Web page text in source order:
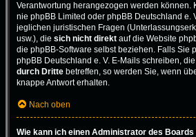
Verantwortung herangezogen werden können.
nie phpBB Limited oder phpBB Deutschland e.
jeglichen juristischen Fragen
usw.), die sich nicht direkt auf die Website
die phpBB-Software selbst beziehen. Falls Sie
phpBB Deutschland e. V. E-Mails schreiben,
durch Dritte betreffen, so werden Sie, wenn
knappe Antwort erhalten.
Nach oben
Wie kann ich einen Administrator des